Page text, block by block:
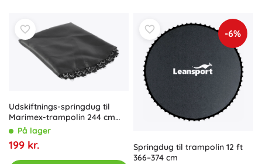
Udskiftnings-springdug til
Marimex-trampolin 244 cm
(48 fjedre, diameter 203 cm)
På lager
199 kr.
-6%
Springdug til trampolin 12 ft
366–374 cm